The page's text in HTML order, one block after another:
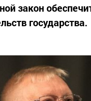
закон
государства.